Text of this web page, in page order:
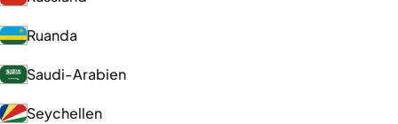
Ruanda
Saudi-Arabien
Seychellen